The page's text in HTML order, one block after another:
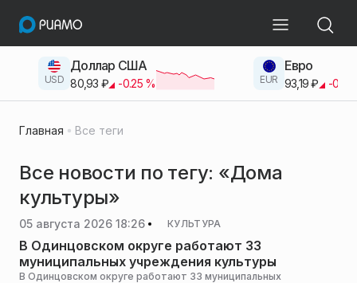
USD
Доллар США
80,93 ₽ -0.25% EUR
Евро
93,19 ₽ -0.42
Главная Все теги
Все новости по тегу: «Дома
культуры»
05 августа 2026 18:26 КУЛЬТУРА
В Одинцовском округе работают 33
муниципальных учреждения культуры
В Одинцовском округе работают 33 муниципальных